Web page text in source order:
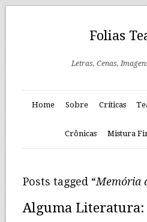
Folias
Letras, Cenas,
Home Sobre Críticas
Crônicas Mistura
Posts tagged “Memória
Alguma Literatura: